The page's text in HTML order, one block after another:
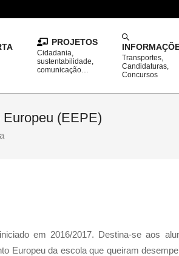
PROJETOS
Cidadania,
sustentabilidade,
comunicação…
Transportes,
Candidaturas,
Concursos
(EEPE)
em 2016/2017. Destina-se aos
Europeu da escola que queiram